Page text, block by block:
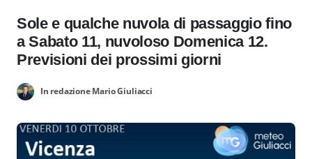
Sole e qualche nuvola di passaggio fino
a Sabato 11, nuvoloso Domenica 12.
Previsioni dei prossimi giorni
In redazione Mario Giuliacci